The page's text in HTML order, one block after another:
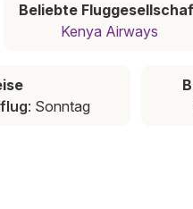
Beliebte
Kenya Airways
: Sonntag